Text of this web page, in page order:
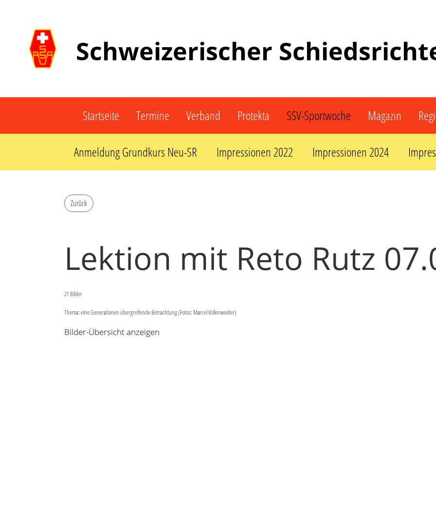
Schweizerischer
Startseite Termine Verband Protekta SSV-Sportwoche Magazin
Anmeldung Grundkurs Neu-SR Impressionen 2022 Impressionen 2024
Zurück
Lektion mit Reto Rutz
21 Bilder
Thema: eine Generationen übergreifende Betrachtung (Fotos: Marcel Vollenweider)
Bilder-Übersicht anzeigen